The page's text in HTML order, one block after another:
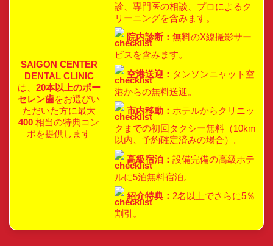
SAIGON CENTER
DENTAL CLINIC
は、 20本以上のポー
セレン歯をお選びい
ただいた方に最大
400 相当の特典コン
ボを提供します
診、専門医の相談、プロによるク
リーニングを含みます。
院内診断： 無料のX線撮影サー
ビスを含みます。
空港送迎： タンソンニャット空
港からの無料送迎。
市内移動： ホテルからクリニッ
クまでの初回タクシー無料（10km
以内、予約確定済みの場合）。
高級宿泊： 設備完備の高級ホテ
ルに5泊無料宿泊。
紹介特典： 2名以上でさらに5％
割引。